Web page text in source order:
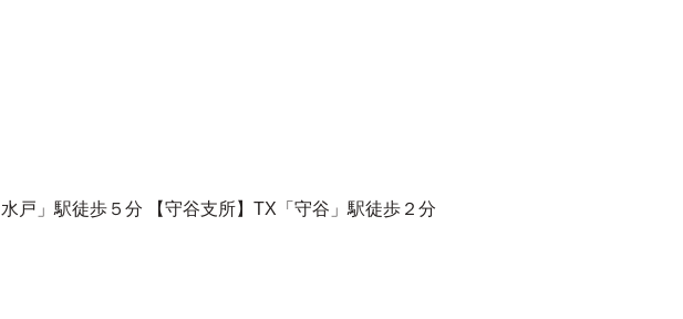
戸」駅徒歩５分 【守谷支所】TX「守谷」駅徒歩２分